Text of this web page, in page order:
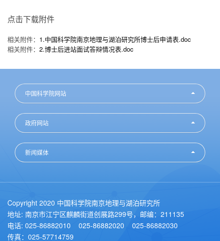
点击下载附件
相关附件： 1.中国科学院南京地理与湖泊研究所博士后申请表.doc
相关附件： 2.博士后进站面试答辩情况表.doc
中国科学院网站
政府网站
新闻媒体
Copyright 2020 中国科学院南京地理与湖泊研究所
地址: 南京市江宁区麒麟街道创展路299号，邮编：211135
电话: 025-86882010 025-86882020 025-86882030
传真：025-57714759